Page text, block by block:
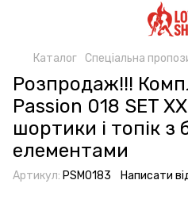
Каталог Спеціальна
Розпродаж!!!
Passion 018 SET
шортики і топік з
елементами
Артикул: PSM0183 Написати